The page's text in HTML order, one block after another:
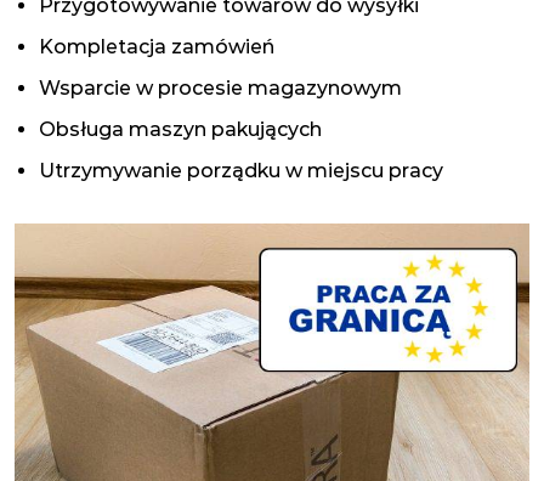
Przygotowywanie towarów do wysyłki
Kompletacja zamówień
Wsparcie w procesie magazynowym
Obsługa maszyn pakujących
Utrzymywanie porządku w miejscu pracy